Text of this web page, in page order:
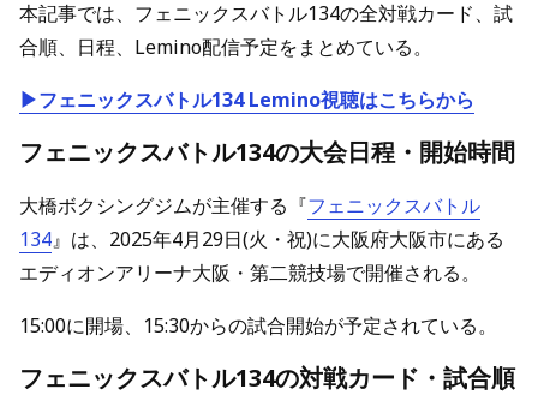
本記事では、フェニックスバトル134の全対戦カード、試
合順、日程、Lemino配信予定をまとめている。
▶フェニックスバトル134 Lemino視聴はこちらから
フェニックスバトル134の大会日程・開始時間
大橋ボクシングジムが主催する『フェニックスバトル
134』は、2025年4月29日(火・祝)に大阪府大阪市にある
エディオンアリーナ大阪・第二競技場で開催される。
15:00に開場、15:30からの試合開始が予定されている。
フェニックスバトル134の対戦カード・試合順